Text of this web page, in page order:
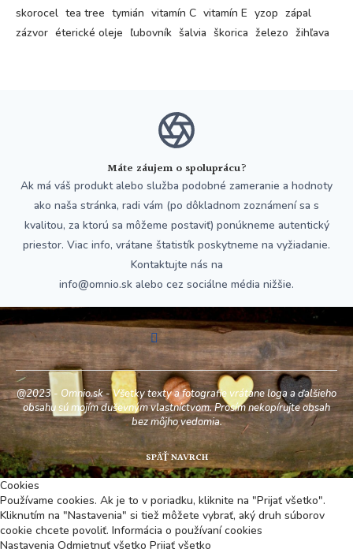
skorocel tea tree tymián vitamín C vitamín E yzop zápal
zázvor éterické oleje ľubovník šalvia škorica železo žihľava
Máte záujem o spoluprácu?
Ak má váš produkt alebo služba podobné zameranie a hodnoty
ako naša stránka, radi vám (po dôkladnom zoznámení sa s
kvalitou, za ktorú sa môžeme postaviť) ponúkneme autentický
priestor. Viac info, vrátane štatistík poskytneme na vyžiadanie.
Kontaktujte nás na
info@omnio.sk alebo cez sociálne média nižšie.
@2023 - Omnio.sk - Všetky texty a fotografie vrátane loga a ďalšieho
obsahu sú mojím duševným vlastníctvom. Prosím nekopírujte obsah
bez môjho vedomia.
SPÄŤ NAVRCH
Cookies
Používame cookies. Ak je to v poriadku, kliknite na "Prijať všetko".
Kliknutím na "Nastavenia" si tiež môžete vybrať, aký druh súborov
cookie chcete povoliť. Informácia o používaní cookies
Nastavenia Odmietnuť všetko Prijať všetko